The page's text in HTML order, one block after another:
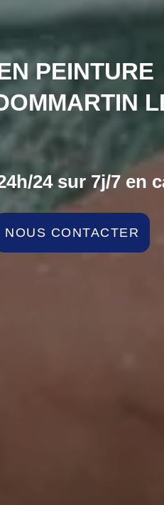
PEINTURE
24 sur 7j/7 en
NOUS CONTACTER